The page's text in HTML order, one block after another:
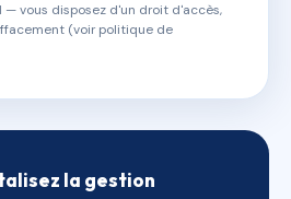
— vous disposez d'un droit d'accès,
(voir politique de
la gestion